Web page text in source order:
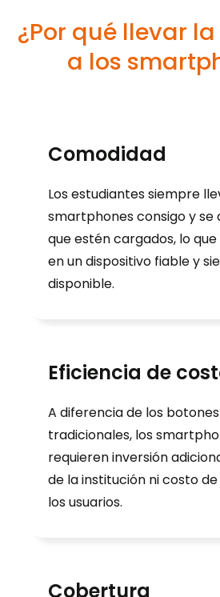
¿Por qué llevar
a los
Comodidad
Los estudiantes siempre
smartphones consigo y se
que estén cargados, lo
en un dispositivo fiable y
disponible.
Eficiencia de
A diferencia de los
tradicionales, los
requieren inversión
de la institución ni costo
los usuarios.
Cobertura